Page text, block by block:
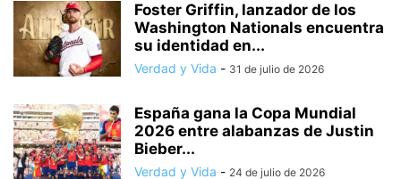
Foster Griffin, lanzador de los
Washington Nationals encuentra
su identidad en...
Verdad y Vida - 31 de julio de 2026
España gana la Copa Mundial
2026 entre alabanzas de Justin
Bieber...
Verdad y Vida - 24 de julio de 2026